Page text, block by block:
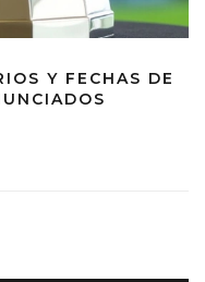
Y FECHAS DE